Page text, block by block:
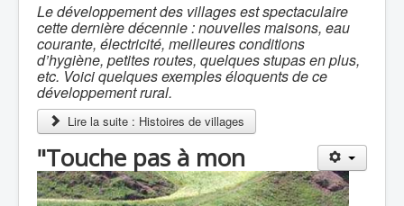
Le développement des villages est spectaculaire
cette dernière décennie : nouvelles maisons, eau
courante, électricité, meilleures conditions
d’hygiène, petites routes, quelques stupas en plus,
etc. Voici quelques exemples éloquents de ce
développement rural.
Lire la suite : Histoires de villages
"Touche pas à mon